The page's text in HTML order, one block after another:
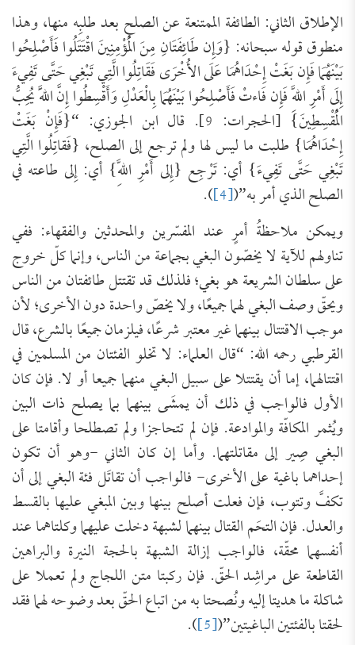
الإطلاق الثاني: الطائفة الممتنعة عن الصلح بعد طلبِه منها، وهذا
منطوق قوله سبحانه: {وَإِن طَائِفَتَانِ مِنَ الْمُؤْمِنِينَ اقْتَتَلُوا فَأَصْلِحُوا
بَيْنَهُمَا فَإِن بَغَتْ إِحْدَاهُمَا عَلَى الأُخْرَى فَقَاتِلُوا الَّتِي تَبْغِي حَتَّى تَفِيءَ
إِلَى أَمْرِ اللَّهِ فَإِن فَاءتْ فَأَصْلِحُوا بَيْنَهُمَا بِالْعَدْلِ وَأَقْسِطُوا إِنَّ اللَّهَ يُحِبُّ
الْمُقْسِطِينَ} [الحجرات: 9]. قال ابن الجوزي: “{فَإِنْ بَغَتْ
إِحْدَاهُمَا} طلبت ما ليس لها ولم ترجع إلى الصلح، {فَقاتِلُوا الَّتِي
تَبْغِي حَتَّى تَفِيءَ} أي: تَرْجِع {إِلى أَمْرِ اللَّهِ} أي: إِلى طاعته في
الصلح الذي أمر به”([4]
).
ويمكن ملاحظةُ أمرٍ عند المفسّرين والمحدثين والفقهاء: ففي
تناولهم للآية لا يخصّون البغي بجماعة من الناس، وإنما كلّ خروج
على سلطان الشريعة هو بغي؛ فلذلك قد تقتتل طائفتان من الناس
ويحقّ وصف البغي لهما جميعًا، ولا يخصّ واحدة دون الأخرى؛ لأن
موجب الاقتتال بينهما غير معتبر شرعًا، فيلزمان جميعًا بالشرع، قال
القرطبي رحمه الله: “قال العلماء: لا تخلو الفئتان من المسلمين في
اقتتالهما، إما أن يقتتلا على سبيل البغي منهما جميعا أو لا. فإن كان
الأول فالواجب في ذلك أن يمشَى بينهما بما يصلح ذات البين
ويُثمر المكافّة والموادعة. فإن لم تتحاجزا ولم تصطلحا وأقامتا على
البغي صِير إلى مقاتلتهما. وأما إن كان الثاني -وهو أن تكون
إحداهما باغية على الأخرى- فالواجب أن تقاتَل فئة البغي إلى أن
تكفَّ وتتوب، فإن فعلت أصلح بينها وبين المبغي عليها بالقسط
والعدل. فإن التحَم القتال بينهما لشبهة دخلت عليهما وكلتاهما عند
أنفسهما محقّة، فالواجب إزالة الشبهة بالحجة النيرة والبراهين
القاطعة على مراشِد الحقّ. فإن ركبتا متن اللجاج ولم تعملا على
شاكلة ما هديتا إليه ونُصحتا به من اتباع الحقّ بعد وضوحه لهما فقد
لحقتا بالفئتين الباغيتين”([5]
).